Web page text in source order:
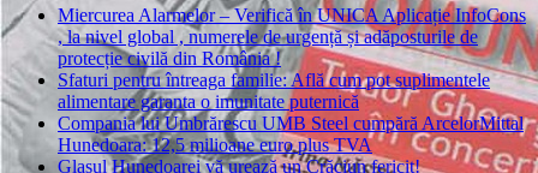
Miercurea Alarmelor – Verifică în UNICA Aplicație InfoCons
, la nivel global , numerele de urgență și adăposturile de
protecție civilă din România !
Sfaturi pentru întreaga familie: Află cum pot suplimentele
alimentare garanta o imunitate puternică
Compania lui Umbrărescu UMB Steel cumpără ArcelorMittal
Hunedoara: 12,5 milioane euro plus TVA
Glasul Hunedoarei vă urează un Crăciun fericit!